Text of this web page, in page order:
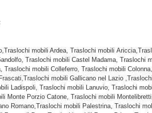
mobili Ardea, Traslochi mobili
Traslochi mobili Castel Madama, Traslochi
mobili Colleferro, Traslochi mobili
mobili Gallicano nel Lazio
Ladispoli, Traslochi mobili Lanuvio, Traslochi
Porzio Catone, Traslochi mobili
Romano,Traslochi mobili Palestrina, Traslochi